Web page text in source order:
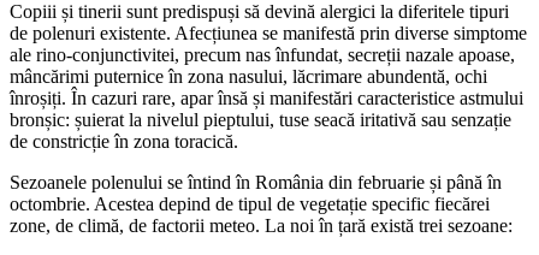
Copiii și tinerii sunt predispuși să devină alergici la diferitele tipuri
de polenuri existente. Afecțiunea se manifestă prin diverse simptome
ale rino-conjunctivitei, precum nas înfundat, secreții nazale apoase,
mâncărimi puternice în zona nasului, lăcrimare abundentă, ochi
înroșiți. În cazuri rare, apar însă și manifestări caracteristice astmului
bronșic: șuierat la nivelul pieptului, tuse seacă iritativă sau senzație
de constricție în zona toracică.
Sezoanele polenului se întind în România din februarie și până în
octombrie. Acestea depind de tipul de vegetație specific fiecărei
zone, de climă, de factorii meteo. La noi în țară există trei sezoane: